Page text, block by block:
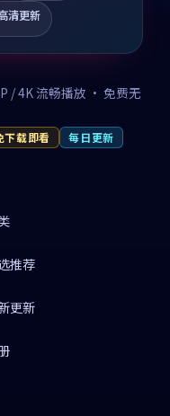
清更新
/ 4K 流畅播放 · 免费无
下载即看 每日更新
推荐
更新